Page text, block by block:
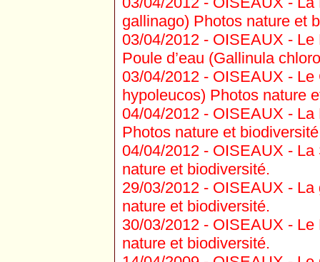
gallinago) Photos nature et
03/04/2012 - OISEAUX - Le
Poule d’eau (Gallinula
03/04/2012 - OISEAUX - Le
hypoleucos) Photos nature
04/04/2012 - OISEAUX - La
Photos nature et
04/04/2012 - OISEAUX - La
nature et biodiversité.
29/03/2012 - OISEAUX - La
nature et biodiversité.
30/03/2012 - OISEAUX - Le
nature et biodiversité.